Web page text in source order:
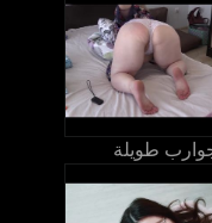
طويلة